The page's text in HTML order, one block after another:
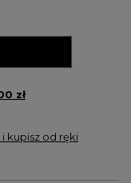
zł
kupisz od ręki